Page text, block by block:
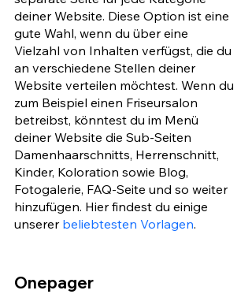
deiner Website. Diese Option ist eine
gute Wahl, wenn du über eine
Vielzahl von Inhalten verfügst, die du
an verschiedene Stellen deiner
Website verteilen möchtest. Wenn du
zum Beispiel einen Friseursalon
betreibst, könntest du im Menü
deiner Website die Sub-Seiten
Damenhaarschnitts, Herrenschnitt,
Kinder, Koloration sowie Blog,
Fotogalerie, FAQ-Seite und so weiter
hinzufügen. Hier findest du einige
unserer beliebtesten Vorlagen.
Onepager